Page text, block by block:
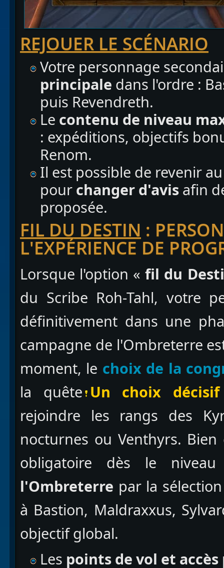
REJOUER LE SCÉNARIO
Votre personnage
principale dans l'ordre :
puis Revendreth.
Le contenu de niveau
: expéditions, objectifs
Renom.
Il est possible de revenir
pour changer d'avis afin
proposée.
FIL DU DESTIN :
L'EXPÉRIENCE DE
Lorsque l'option «fil du
du Scribe Roh-Tahl, votre
définitivement dans une
campagne de l'Ombreterre
moment, le choix de la
la quête Un choix décisif
rejoindre les rangs des
nocturnes ou Venthyrs.
obligatoire dès le
l'Ombreterre par la
à Bastion, Maldraxxus,
objectif global.
Les points de vol et